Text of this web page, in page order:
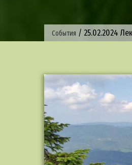
События / 25.02.2024